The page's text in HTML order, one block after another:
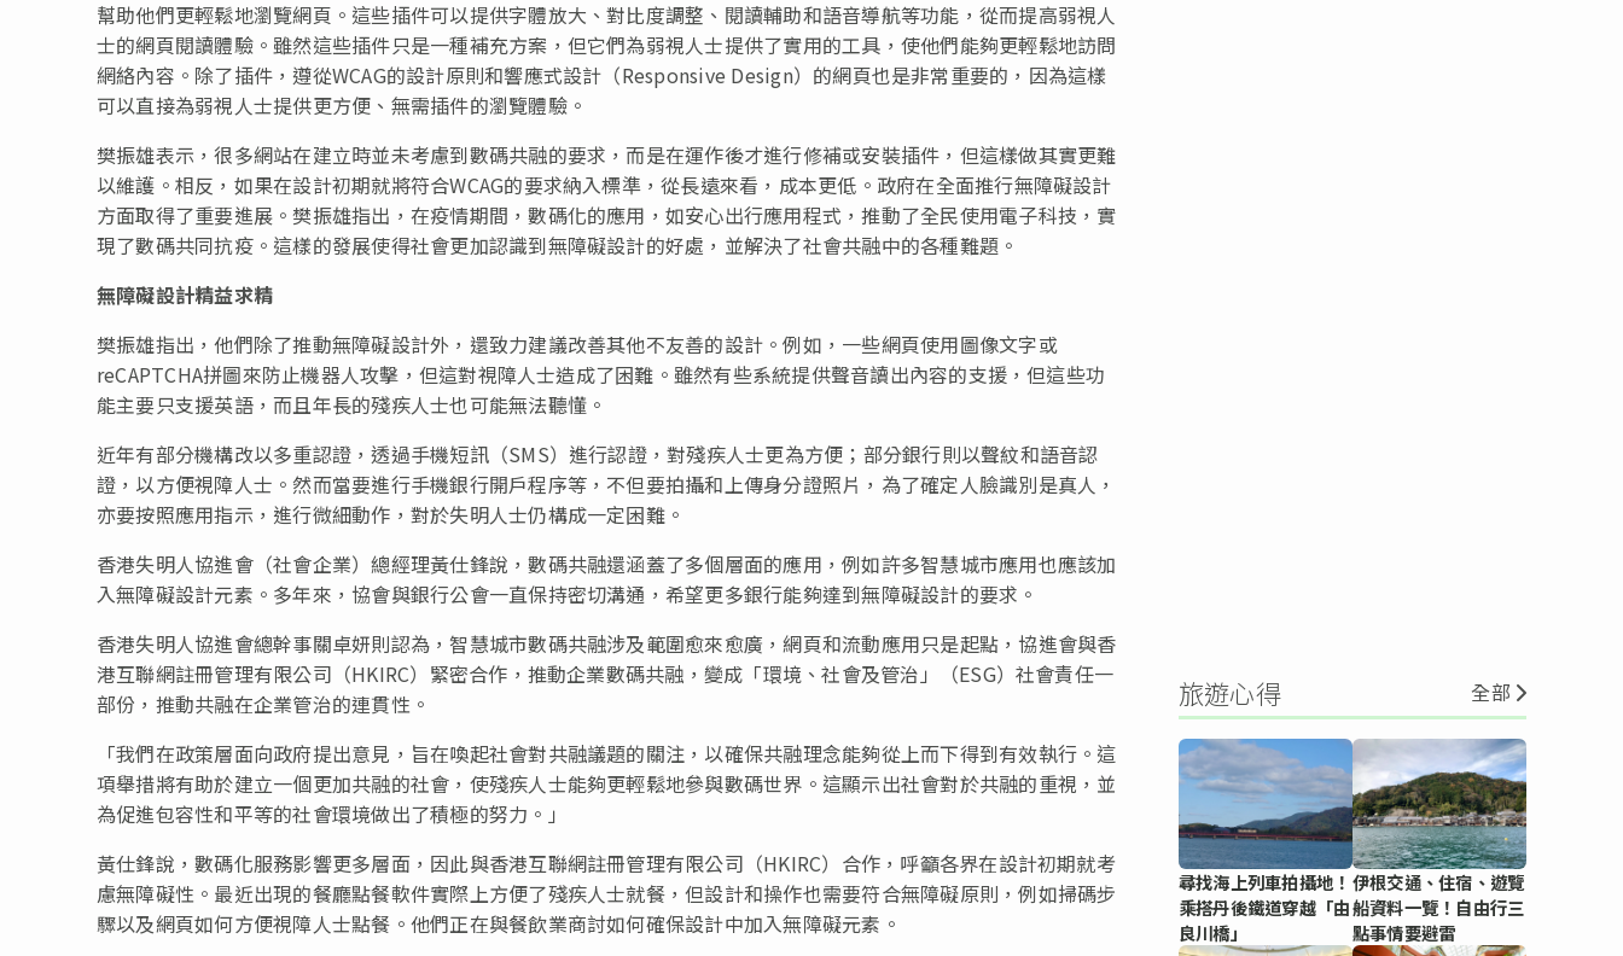
幫助他們更輕鬆地瀏覽網頁。這些插件可以提供字體放大、對比度調整、閱讀輔助和語音導航等功能，從而提高弱視人
士的網頁閱讀體驗。雖然這些插件只是一種補充方案，但它們為弱視人士提供了實用的工具，使他們能夠更輕鬆地訪問
網絡內容。除了插件，遵從WCAG的設計原則和響應式設計（Responsive Design）的網頁也是非常重要的，因為這樣
可以直接為弱視人士提供更方便、無需插件的瀏覽體驗。
樊振雄表示，很多網站在建立時並未考慮到數碼共融的要求，而是在運作後才進行修補或安裝插件，但這樣做其實更難
以維護。相反，如果在設計初期就將符合WCAG的要求納入標準，從長遠來看，成本更低。政府在全面推行無障礙設計
方面取得了重要進展。樊振雄指出，在疫情期間，數碼化的應用，如安心出行應用程式，推動了全民使用電子科技，實
現了數碼共同抗疫。這樣的發展使得社會更加認識到無障礙設計的好處，並解決了社會共融中的各種難題。
無障礙設計精益求精
樊振雄指出，他們除了推動無障礙設計外，還致力建議改善其他不友善的設計。例如，一些網頁使用圖像文字或
reCAPTCHA拼圖來防止機器人攻擊，但這對視障人士造成了困難。雖然有些系統提供聲音讀出內容的支援，但這些功
能主要只支援英語，而且年長的殘疾人士也可能無法聽懂。
近年有部分機構改以多重認證，透過手機短訊（SMS）進行認證，對殘疾人士更為方便；部分銀行則以聲紋和語音認
證，以方便視障人士。然而當要進行手機銀行開戶程序等，不但要拍攝和上傳身分證照片，為了確定人臉識別是真人，
亦要按照應用指示，進行微細動作，對於失明人士仍構成一定困難。
香港失明人協進會（社會企業）總經理黃仕鋒說，數碼共融還涵蓋了多個層面的應用，例如許多智慧城市應用也應該加
入無障礙設計元素。多年來，協會與銀行公會一直保持密切溝通，希望更多銀行能夠達到無障礙設計的要求。
香港失明人協進會總幹事關卓妍則認為，智慧城市數碼共融涉及範圍愈來愈廣，網頁和流動應用只是起點，協進會與香
港互聯網註冊管理有限公司（HKIRC）緊密合作，推動企業數碼共融，變成「環境、社會及管治」（ESG）社會責任一
部份，推動共融在企業管治的連貫性。
「我們在政策層面向政府提出意見，旨在喚起社會對共融議題的關注，以確保共融理念能夠從上而下得到有效執行。這
項舉措將有助於建立一個更加共融的社會，使殘疾人士能夠更輕鬆地參與數碼世界。這顯示出社會對於共融的重視，並
為促進包容性和平等的社會環境做出了積極的努力。」
黃仕鋒說，數碼化服務影響更多層面，因此與香港互聯網註冊管理有限公司（HKIRC）合作，呼籲各界在設計初期就考
慮無障礙性。最近出現的餐廳點餐軟件實際上方便了殘疾人士就餐，但設計和操作也需要符合無障礙原則，例如掃碼步
驟以及網頁如何方便視障人士點餐。他們正在與餐飲業商討如何確保設計中加入無障礙元素。
旅遊心得 全部
尋找海上列車拍攝地！
乘搭丹後鐵道穿越「由
良川橋」
伊根交通、住宿、遊覽
船資料一覽！自由行三
點事情要避雷